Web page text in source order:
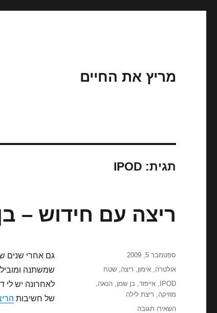
מריץ את החיים
תגית: IPOD
ריצה עם חידוש –
גם אחרי שנים
שמשתנה
לאחרונה יש לי
של חשיבות
פורסם
בתאריך
ספטמבר 5, 2009
קטגוריות
אולטרה,אימון, ריצה,שטח
תגיות
IPOD
,אייפוד,בן שמן,הנאה,
מוזיקה, ריצת לילה
השאירו תגובה